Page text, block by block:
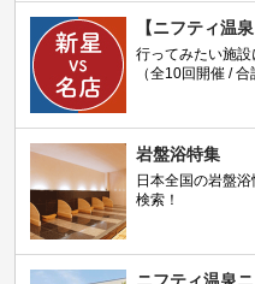
【ニフティ温
行ってみたい施設
（全10回開催 / 合
岩盤浴特集
日本全国の岩盤
検索！